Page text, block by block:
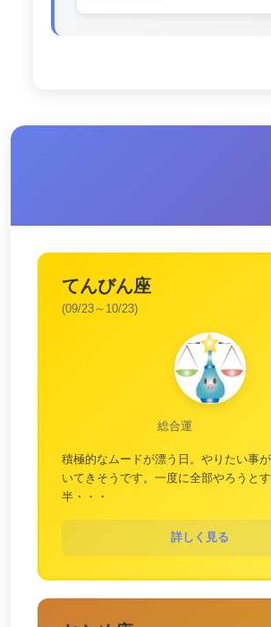
てんびん座
(09/23～10/23)
総合運
積極的なムードが漂う日。やりたい事
いてきそうです。一度に全部やろうと
半・・・
詳しく見る